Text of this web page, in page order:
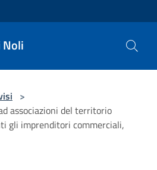
Noli
>
associazioni del territorio
gli imprenditori commerciali,